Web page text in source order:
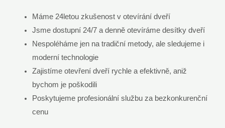
Máme 24letou zkušenost v otevírání dveří
Jsme dostupní 24/7 a denně otevíráme desítky dveří
Nespoléháme jen na tradiční metody, ale sledujeme i
moderní technologie
Zajistíme otevření dveří rychle a efektivně, aniž
bychom je poškodili
Poskytujeme profesionální službu za bezkonkurenční
cenu